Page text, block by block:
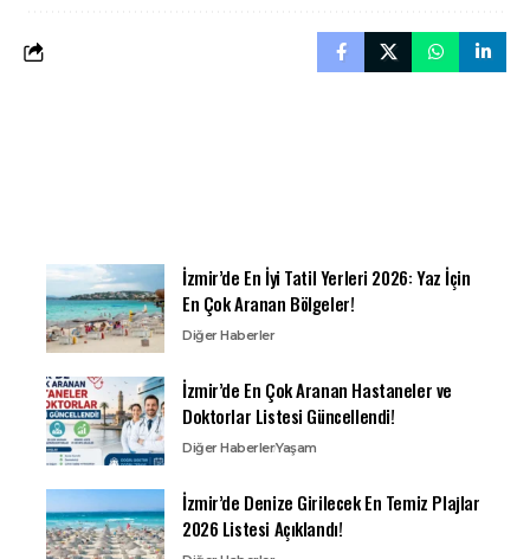
İzmir’de En İyi Tatil Yerleri 2026: Yaz İçin
En Çok Aranan Bölgeler!
Diğer Haberler
İzmir’de En Çok Aranan Hastaneler ve
Doktorlar Listesi Güncellendi!
Diğer HaberlerYaşam
İzmir’de Denize Girilecek En Temiz Plajlar
2026 Listesi Açıklandı!